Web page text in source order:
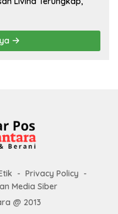
Privacy Policy
Media Siber
@ 2013